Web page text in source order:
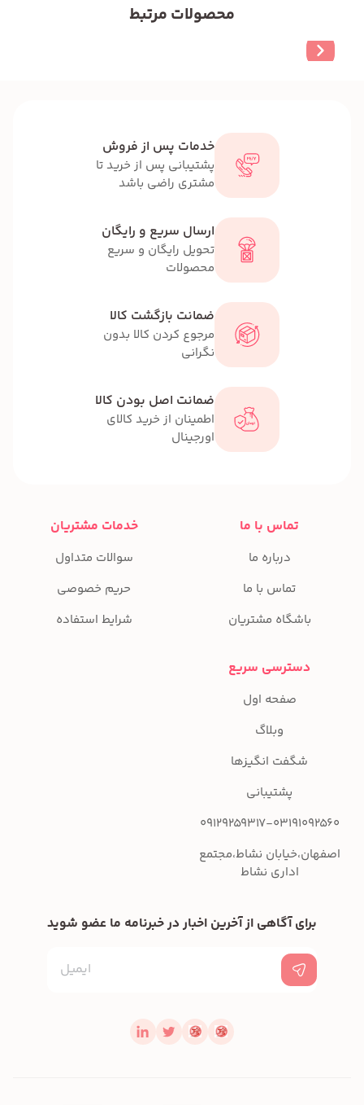
محصولات مرتبط
خدمات پس از فروش
پشتیبانی پس از خرید تا
مشتری راضی باشد
ارسال سریع و رایگان
تحویل رایگان و سریع
محصولات
ضمانت بازگشت کالا
مرجوع کردن کالا بدون
نگرانی
ضمانت اصل بودن کالا
اطمینان از خرید کالای
اورجینال
تماس با ما
درباره ما
تماس با ما
باشگاه مشتریان
خدمات مشتریان
سوالات متداول
حریم خصوصی
شرایط استفاده
دسترسی سریع
صفحه اول
وبلاگ
شگفت انگیزها
پشتیبانی
09129259317-03191092560
اصفهان،خیابان نشاط،مجتمع
اداری نشاط
برای آگاهی از آخرین اخبار در خبرنامه ما عضو شوید